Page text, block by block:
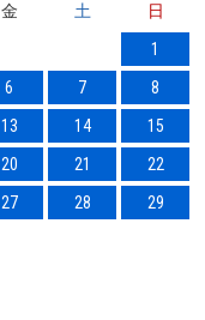
金 土
日
1
6 7
8
13 14
15
20 21
22
27 28
29